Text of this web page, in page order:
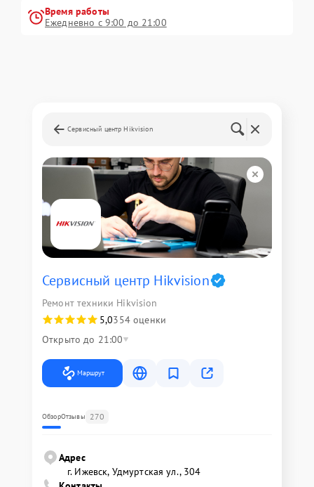
Время работы
Ежедневно с 9:00 до 21:00
Сервисный центр Hikvision
Сервисный центр Hikvision
Ремонт техники Hikvision
5,0354 оценки
Открыто до 21:00
Маршрут
ОбзорОтзывы 270
Адрес
г. Ижевск, Удмуртская ул., 304